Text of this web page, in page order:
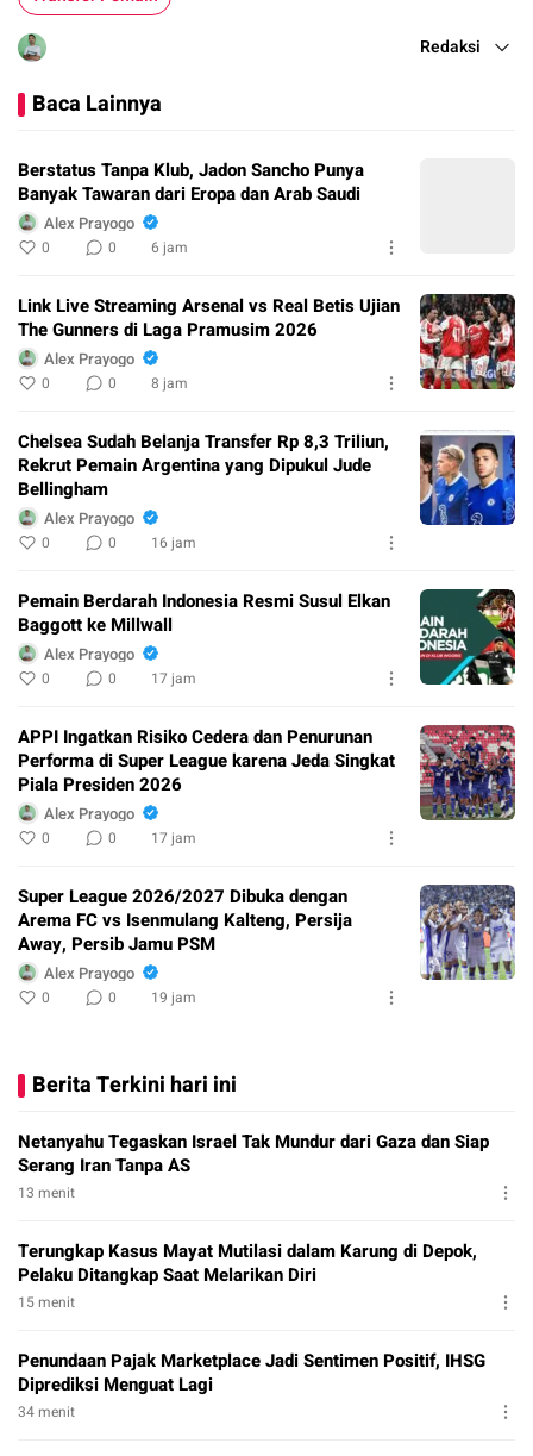
Redaksi
Baca Lainnya
Berstatus Tanpa Klub, Jadon Sancho Punya
Banyak Tawaran dari Eropa dan Arab Saudi
Alex Prayogo
0 0 6 jam
Link Live Streaming Arsenal vs Real Betis Ujian
The Gunners di Laga Pramusim 2026
Alex Prayogo
0 0 8 jam
Chelsea Sudah Belanja Transfer Rp 8,3 Triliun,
Rekrut Pemain Argentina yang Dipukul Jude
Bellingham
Alex Prayogo
0 0 16 jam
Pemain Berdarah Indonesia Resmi Susul Elkan
Baggott ke Millwall
Alex Prayogo
0 0 17 jam
APPI Ingatkan Risiko Cedera dan Penurunan
Performa di Super League karena Jeda Singkat
Piala Presiden 2026
Alex Prayogo
0 0 17 jam
Super League 2026/2027 Dibuka dengan
Arema FC vs Isenmulang Kalteng, Persija
Away, Persib Jamu PSM
Alex Prayogo
0 0 19 jam
Berita Terkini hari ini
Netanyahu Tegaskan Israel Tak Mundur dari Gaza dan Siap
Serang Iran Tanpa AS
13 menit
Terungkap Kasus Mayat Mutilasi dalam Karung di Depok,
Pelaku Ditangkap Saat Melarikan Diri
15 menit
Penundaan Pajak Marketplace Jadi Sentimen Positif, IHSG
Diprediksi Menguat Lagi
34 menit